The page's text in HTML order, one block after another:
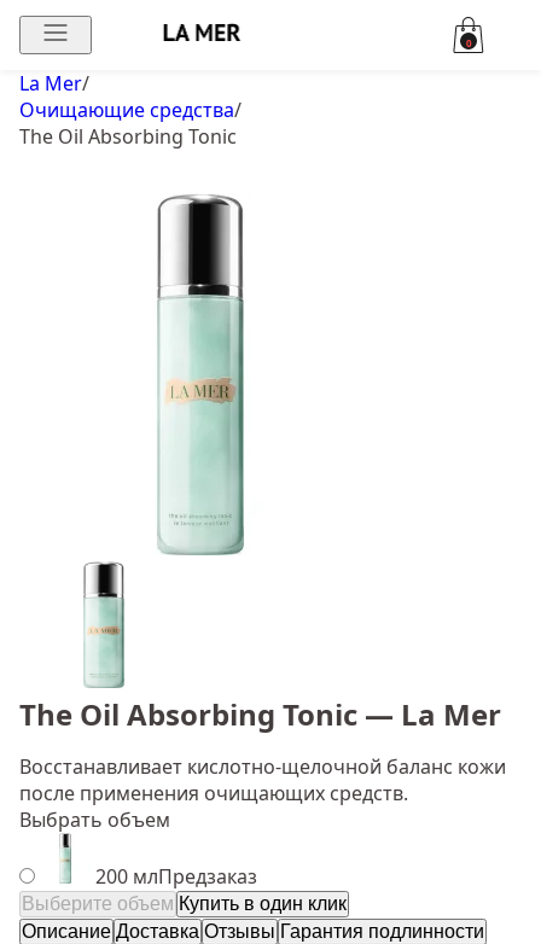
0
La Mer/
Очищающие средства/
The Oil Absorbing Tonic
The Oil Absorbing Tonic — La Mer
Восстанавливает кислотно-щелочной баланс кожи
после применения очищающих средств.
Выбрать объем
200 млПредзаказ
Выберите объем Купить в один клик
Описание Доставка Отзывы Гарантия подлинности